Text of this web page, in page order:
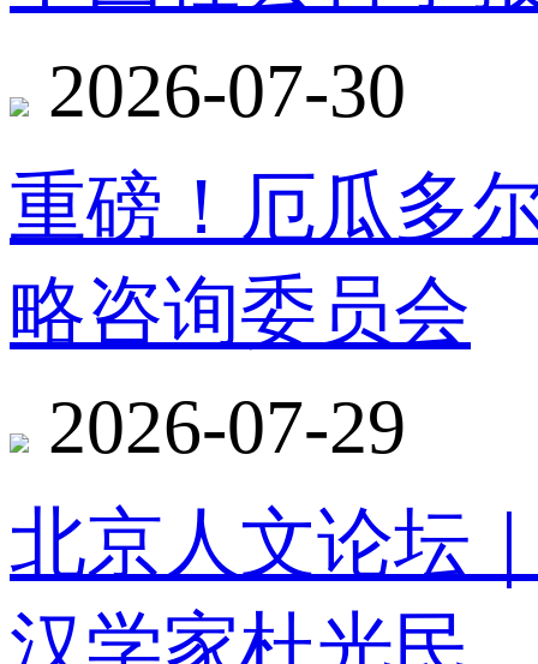
2026-07-30
重磅！厄瓜多
略咨询委员会
2026-07-29
北京人文论坛